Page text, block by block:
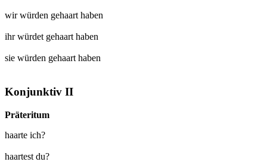
wir würden gehaarthaben
ihr würdet gehaarthaben
sie würden gehaarthaben
Konjunktiv II
Präteritum
haarte ich?
haartest du?